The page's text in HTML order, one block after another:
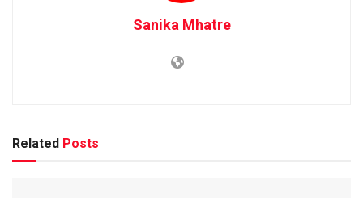
Sanika Mhatre
Related Posts